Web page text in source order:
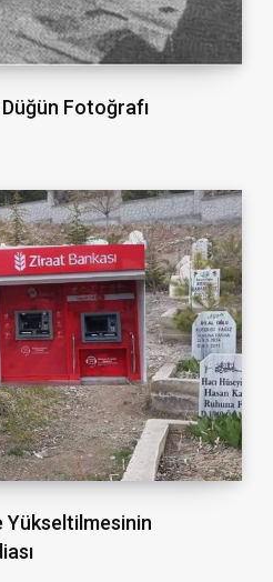
Fotoğrafı
Yükseltilmesinin